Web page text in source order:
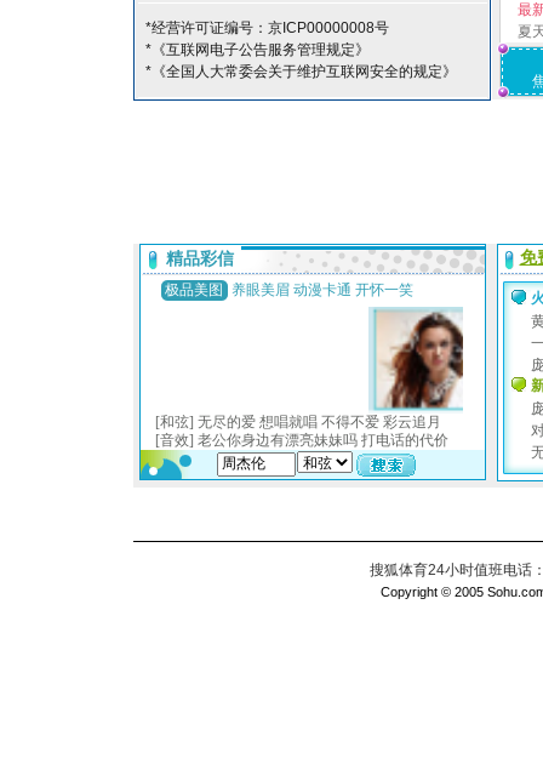
*经营许可证编号：京ICP00000008号
*《互联网电子公告服务管理规定》
*《全国人大常委会关于维护互联网安全的规定》
最
夏
搜狐体育24小时值班电话
Copyright © 2005